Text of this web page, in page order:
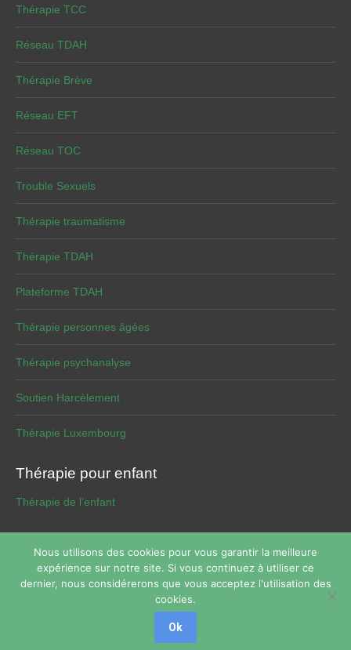
Thérapie TCC
Réseau TDAH
Thérapie Brève
Réseau EFT
Réseau TOC
Trouble Sexuels
Thérapie traumatisme
Thérapie TDAH
Plateforme TDAH
Thérapie personnes âgées
Thérapie psychanalyse
Soutien Harcèlement
Thérapie Luxembourg
Thérapie pour enfant
Thérapie de l’enfant
Copyright © 2026Thérapie de phobie Tous droits réservés.
Privium – Des services qui soutiennent vos soins.
RGPD - Politique de Protection de la Vie Privée
Nous utilisons des cookies pour vous garantir la meilleure
expérience sur notre site. Si vous continuez à utiliser ce
dernier, nous considérerons que vous acceptez l'utilisation des
cookies.
Ok